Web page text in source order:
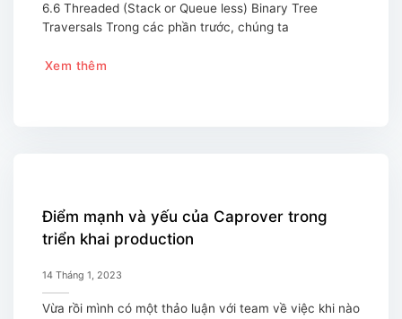
6.6 Threaded (Stack or Queue less) Binary Tree
Traversals Trong các phần trước, chúng ta
Xem thêm
Điểm mạnh và yếu của Caprover trong
triển khai production
14 Tháng 1, 2023
Vừa rồi mình có một thảo luận với team về việc khi nào